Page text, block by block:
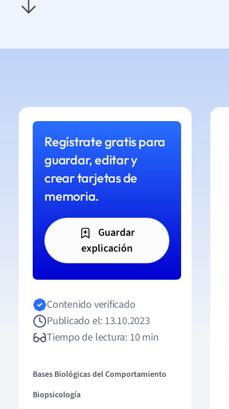
Regístrate gratis para
guardar, editar y
crear tarjetas de
memoria.
Guardar
explicación
Contenido verificado
Publicado el: 13.10.2023
Tiempo de lectura: 10 min
Bases Biológicas del Comportamiento
Biopsicología